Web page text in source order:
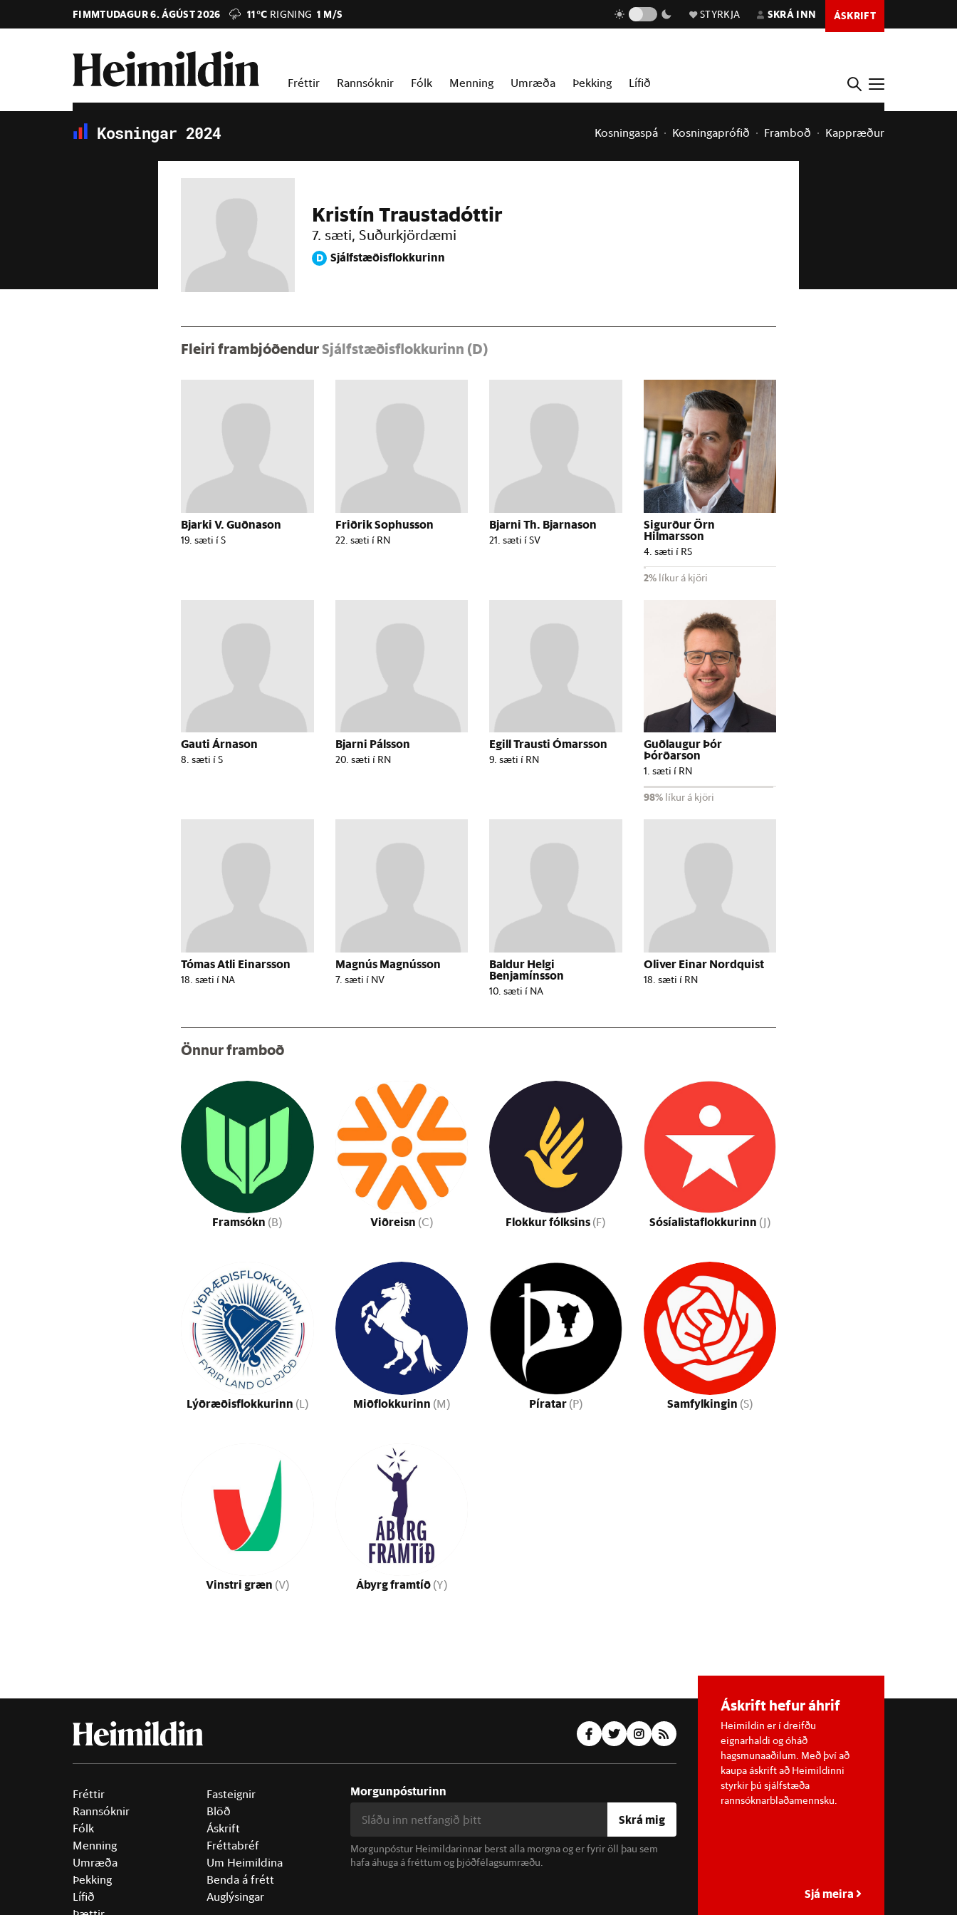
FIMMTUDAGUR 6. ÁGÚST 2026 11°C RIGNING 1 M/S STYRKJA SKRÁ INN ÁSKRIFT
Fréttir Rannsóknir Fólk Menning Umræða Þekking Lífið
Kosningar 2024 Kosningaspá Kosningaprófið Framboð Kappræður
Kristín Traustadóttir
7. sæti, Suðurkjördæmi
D Sjálfstæðisflokkurinn
Fleiri frambjóðendur Sjálfstæðisflokkurinn (D)
Bjarki V. Guðnason
19. sæti í S
Friðrik Sophusson
22. sæti í RN
Bjarni Th. Bjarnason
21. sæti í SV
Sigurður Örn
Hilmarsson
4. sæti í RS
2%líkur á kjöri
Gauti Árnason
8. sæti í S
Bjarni Pálsson
20. sæti í RN
Egill Trausti Ómarsson
9. sæti í RN
Guðlaugur Þór
Þórðarson
1. sæti í RN
98%líkur á kjöri
Tómas Atli Einarsson
18. sæti í NA
Magnús Magnússon
7. sæti í NV
Baldur Helgi
Benjamínsson
10. sæti í NA
Oliver Einar Nordquist
18. sæti í RN
Önnur framboð
Framsókn (B) Viðreisn (C) Flokkur fólksins (F) Sósíalistaflokkurinn (J)
Lýðræðisflokkurinn (L) Miðflokkurinn (M) Píratar (P) Samfylkingin (S)
Vinstri græn (V) Ábyrg framtíð (Y)
Fréttir
Rannsóknir
Fólk
Menning
Umræða
Þekking
Lífið
Fasteignir
Blöð
Áskrift
Fréttabréf
Um Heimildina
Benda á frétt
Auglýsingar
Morgunpósturinn
Skrá mig
Morgunpóstur Heimildarinnar berst alla morgna og er fyrir öll þau sem
hafa áhuga á fréttum og þjóðfélagsumræðu.
Áskrift hefur áhrif
Heimildin er í dreifðu
eignarhaldi og óháð
hagsmunaaðilum. Með því að
kaupa áskrift að Heimildinni
styrkir þú sjálfstæða
rannsóknarblaðamennsku.
Sjá meira